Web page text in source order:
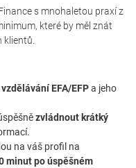
s mnohaletou praxí z
které by měl znát
EFA/EFPa jeho
zvládnout krátký
na váš profil na
minut po úspěšném